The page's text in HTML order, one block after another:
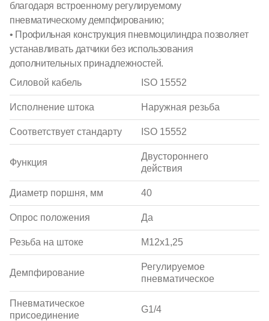
благодаря встроенному регулируемому
пневматическому демпфированию;
• Профильная конструкция пневмоцилиндра позволяет
устанавливать датчики без использования
дополнительных принадлежностей.
Силовой кабель
ISO 15552
Исполнение штока Наружная резьба
Соответствует стандарту ISO 15552
Функция
Двустороннего
действия
Диаметр поршня, мм 40
Опрос положения Да
Резьба на штоке M12x1,25
Демпфирование
Регулируемое
пневматическое
Пневматическое
присоединение
G1/4